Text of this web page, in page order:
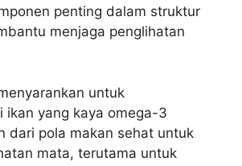
penting dalam struktur
menjaga penglihatan
untuk
ikan yang kaya omega-3
dari pola makan sehat untuk
mata, terutama untuk